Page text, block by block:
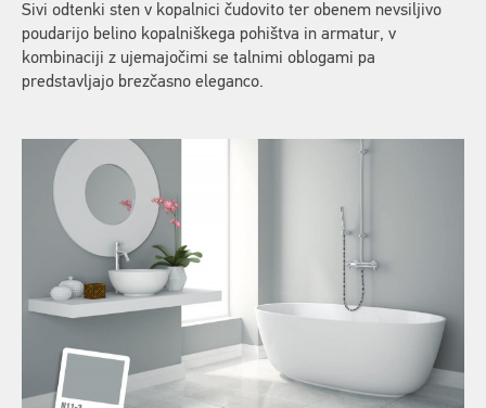
Sivi odtenki sten v kopalnici čudovito ter obenem nevsiljivo
poudarijo belino kopalniškega pohištva in armatur, v
kombinaciji z ujemajočimi se talnimi oblogami pa
predstavljajo brezčasno eleganco.